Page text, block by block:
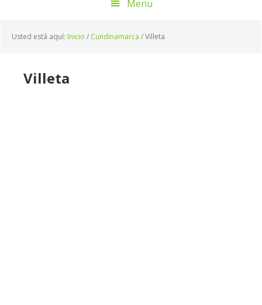
Menu
Usted está aquí: Inicio / Cundinamarca /Villeta
Villeta